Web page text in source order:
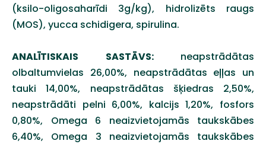
(ksilo-oligosaharīdi 3g/kg), hidrolizēts raugs
(MOS), yucca schidigera, spirulina.
ANALĪTISKAIS SASTĀVS: neapstrādātas
olbaltumvielas 26,00%, neapstrādātas eļļas un
tauki 14,00%, neapstrādātas šķiedras 2,50%,
neapstrādāti pelni 6,00%, kalcijs 1,20%, fosfors
0,80%, Omega 6 neaizvietojamās taukskābes
6,40%, Omega 3 neaizvietojamās taukskābes